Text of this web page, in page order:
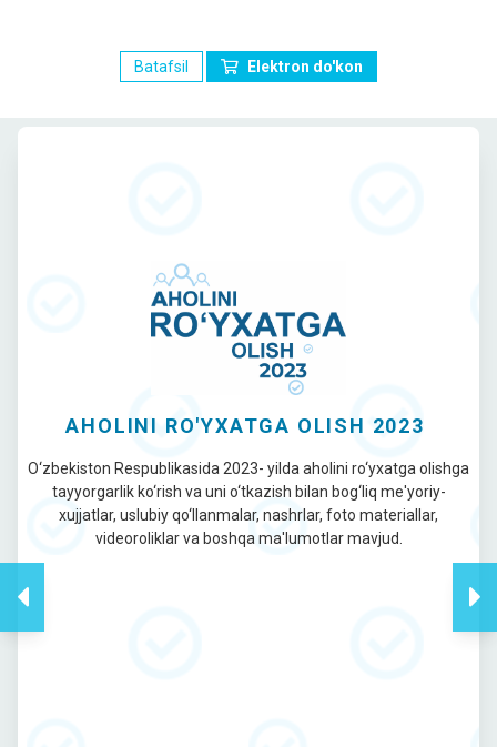
Batafsil Elektron do'kon
AHOLINI RO'YXATGA OLISH 2023
O‘zbekiston Respublikasida 2023- yilda aholini ro‘yxatga olishga
tayyorgarlik ko‘rish va uni o‘tkazish bilan bog‘liq me'yoriy-
xujjatlar, uslubiy qo‘llanmalar, nashrlar, foto materiallar,
videoroliklar va boshqa ma'lumotlar mavjud.